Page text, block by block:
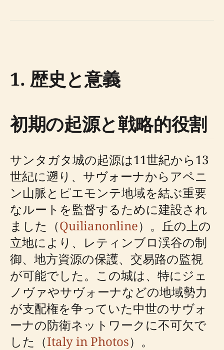
1. 歴史と意義
初期の起源と戦略的役割
サンタガタ城の起源は11世紀から13
世紀に遡り、サヴォーナからアペニ
ン山脈とピエモンテ地域を結ぶ重要
なルートを監督するために建設され
ました（Quilianonline）。丘の上の
立地により、レティンブロ渓谷の制
御、地方資源の保護、交易路の監視
が可能でした。この城は、特にジェ
ノヴァやサヴォーナなどの地域勢力
が支配権を争っていた中世のサヴォ
ーナの防衛ネットワークに不可欠で
した（Italy in Photos）。